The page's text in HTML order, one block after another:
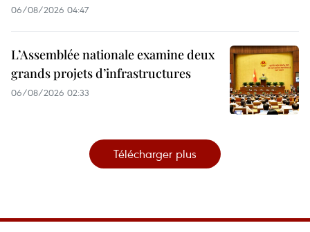
06/08/2026 04:47
L’Assemblée nationale examine deux
grands projets d’infrastructures
06/08/2026 02:33
Télécharger plus